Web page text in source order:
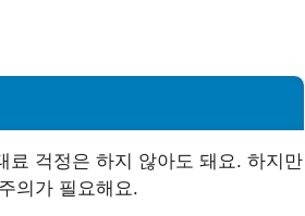
료 걱정은 하지 않아도 돼요. 하지만
의가 필요해요.